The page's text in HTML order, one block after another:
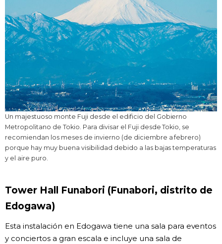
Un majestuoso monte Fuji desde el edificio del Gobierno
Metropolitano de Tokio. Para divisar el Fuji desde Tokio, se
recomiendan los meses de invierno (de diciembre a febrero)
porque hay muy buena visibilidad debido a las bajas temperaturas
y el aire puro.
Tower Hall Funabori (Funabori, distrito de
Edogawa)
Esta instalación en Edogawa tiene una sala para eventos
y conciertos a gran escala e incluye una sala de